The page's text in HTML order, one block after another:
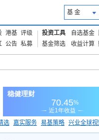
基 金
港基 评级
公告 私募
投资工具 自选基金
基金筛选
收益计算
选 嘉实服务 易基策略 兴业全球